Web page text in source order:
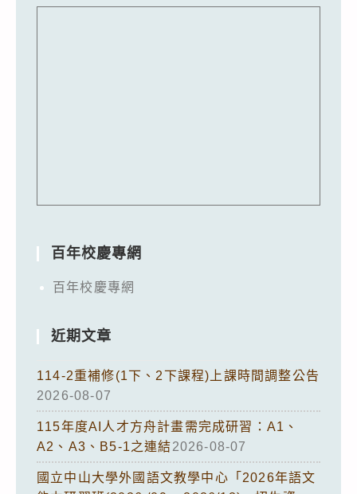
百年校慶專網
百年校慶專網
近期文章
114-2重補修(1下、2下課程)上課時間調整公告
2026-08-07
115年度AI人才方舟計畫需完成研習：A1、
A2、A3、B5-1之連結2026-08-07
國立中山大學外國語文教學中心「2026年語文